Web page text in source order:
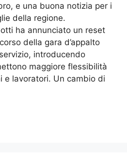
e una buona notizia per i
della regione.
ha annunciato un reset
della gara d’appalto
introducendo
maggiore flessibilità
e lavoratori. Un cambio di